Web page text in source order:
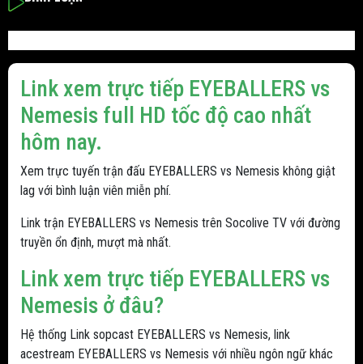
Link xem trực tiếp EYEBALLERS vs
Nemesis full HD tốc độ cao nhất
hôm nay.
Xem trực tuyến trận đấu EYEBALLERS vs Nemesis không giật
lag với bình luận viên miễn phí.
Link trận EYEBALLERS vs Nemesis trên Socolive TV với đường
truyền ổn định, mượt mà nhất.
Link xem trực tiếp EYEBALLERS vs
Nemesis ở đâu?
Hệ thống Link sopcast EYEBALLERS vs Nemesis, link
acestream EYEBALLERS vs Nemesis với nhiều ngôn ngữ khác